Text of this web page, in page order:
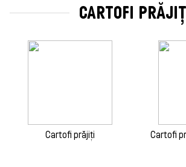
CARTOFI
Cartofi prăjiți Cartofi